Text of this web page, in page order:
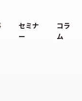
セミナ
ー
コラ
ム